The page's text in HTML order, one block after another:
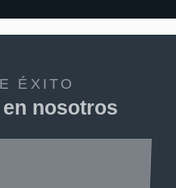
ÉXITO
nosotros